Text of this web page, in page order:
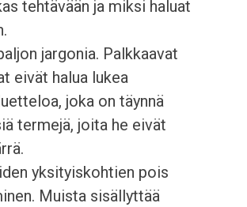
tehtävään ja miksi haluat
jargonia. Palkkaavat
eivät halua lukea
joka on täynnä
termejä, joita he eivät
yksityiskohtien pois
Muista sisällyttää